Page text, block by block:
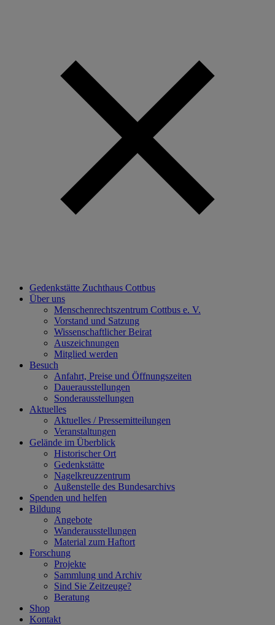
Gedenkstätte Zuchthaus Cottbus
Über uns
Menschenrechtszentrum Cottbus e. V.
Vorstand und Satzung
Wissenschaftlicher Beirat
Auszeichnungen
Mitglied werden
Besuch
Anfahrt, Preise und Öffnungszeiten
Dauerausstellungen
Sonderausstellungen
Aktuelles
Aktuelles / Pressemitteilungen
Veranstaltungen
Gelände im Überblick
Historischer Ort
Gedenkstätte
Nagelkreuzzentrum
Außenstelle des Bundesarchivs
Spenden und helfen
Bildung
Angebote
Wanderausstellungen
Material zum Haftort
Forschung
Projekte
Sammlung und Archiv
Sind Sie Zeitzeuge?
Beratung
Shop
Kontakt